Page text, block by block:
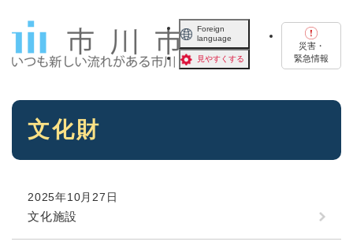
Foreign
language
見やすくする
災害・
緊急情報
本
文化財
2025年10月27日
文化施設